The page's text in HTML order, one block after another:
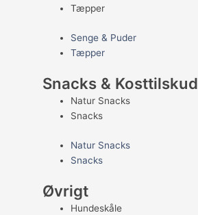
Tæpper
Senge & Puder
Tæpper
Snacks & Kosttilskud
Natur Snacks
Snacks
Natur Snacks
Snacks
Øvrigt
Hundeskåle